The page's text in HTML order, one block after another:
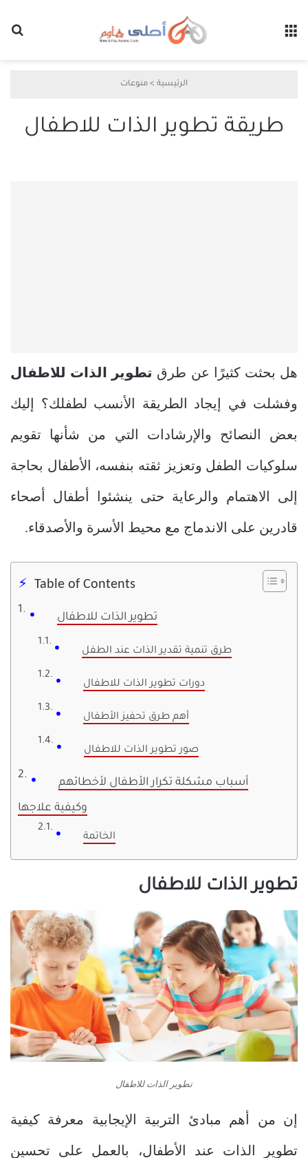
الرئيسية > منوعات
طريقة تطوير الذات للاطفال
هل بحثت كثيرًا عن طرق تطوير الذات للاطفال
وفشلت في إيجاد الطريقة الأنسب لطفلك؟ إليك
بعض النصائح والإرشادات التي من شأنها تقويم
سلوكيات الطفل وتعزيز ثقته بنفسه، الأطفال بحاجة
إلى الاهتمام والرعاية حتى ينشئوا أطفال أصحاء
قادرين على الاندماج مع محيط الأسرة والأصدقاء.
Table of Contents
تطوير الذات للاطفال
طرق تنمية تقدير الذات عند الطفل
دورات تطوير الذات للاطفال
أهم طرق تحفيز الأطفال
صور تطوير الذات للاطفال
أسباب مشكلة تكرار الأطفال لأخطائهم
وكيفية علاجها
الخاتمة
تطوير الذات للاطفال
تطوير الذات للاطفال
إن من أهم مبادئ التربية الإيجابية معرفة كيفية
تطوير الذات عند الأطفال، بالعمل على تحسين